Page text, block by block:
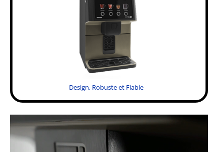
Design, Robuste et Fiable